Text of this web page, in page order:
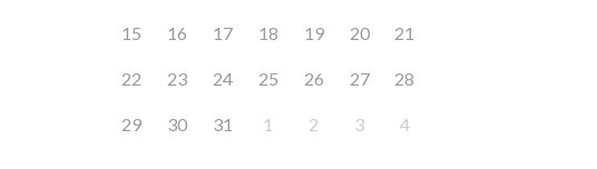
15 16 17 18 19 20 21
22 23 24 25 26 27 28
29 30 31 1 2 3 4